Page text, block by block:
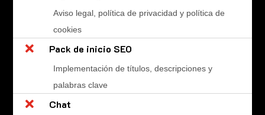
Aviso legal, política de privacidad y política de
cookies
 Pack de inicio SEO
Implementación de títulos, descripciones y
palabras clave

Chat